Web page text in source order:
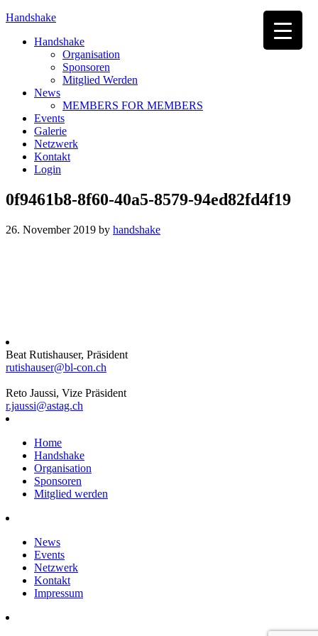
Handshake
Handshake
Organisation
Sponsoren
Mitglied Werden
News
MEMBERS FOR MEMBERS
Events
Galerie
Netzwerk
Kontakt
Login
0f9461b8-8f60-40a5-8579-94ed82fd4f19
26. November 2019 by handshake
Beat Rutishauser, Präsident
rutishauser@bl-con.ch
Reto Jaussi, Vize Präsident
r.jaussi@astag.ch
Home
Handshake
Organisation
Sponsoren
Mitglied werden
News
Events
Netzwerk
Kontakt
Impressum